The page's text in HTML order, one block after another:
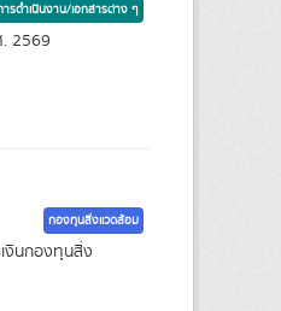
รดำเนินงาน/เอกสารต่าง ๆ
2569
กองทุนสิ่งแวดล้อม
งินกองทุนสิ่ง